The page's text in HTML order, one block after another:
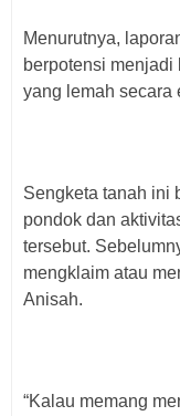
Menurutnya,
berpotensi
yang lemah secara
Sengketa tanah ini
pondok dan
tersebut.
mengklaim atau
Anisah.
“Kalau memang